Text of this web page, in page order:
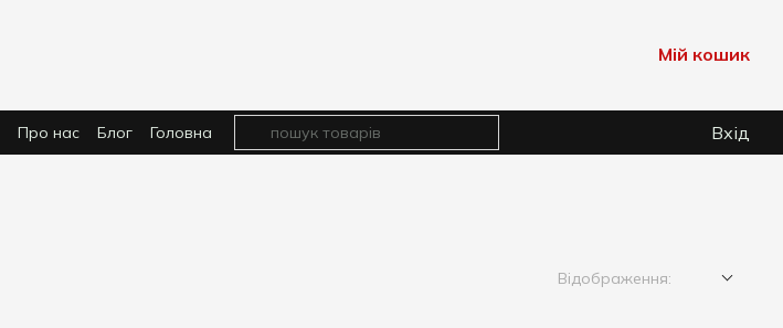
Мій кошик
Про нас Блог Головна Вхід
Відображення: